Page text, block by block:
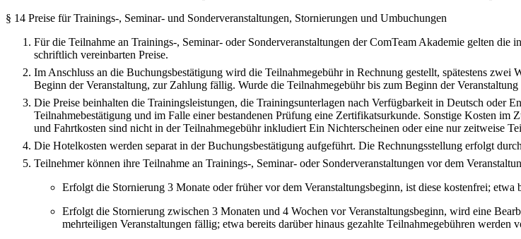
§ 14 Preise fürTrainings-, Seminar- und Sonderveranstaltungen, Stornierungen und Umbuchungen
Für die Teilnahme an Trainings-, Seminar- oder Sonderveranstaltungen der ComTeam Akademie gelten
schriftlich vereinbarten Preise.
Im Anschluss an die Buchungsbestätigung wird die Teilnahmegebühr in Rechnung gestellt, spätestens
Beginn der Veranstaltung, zur Zahlung fällig. Wurde die Teilnahmegebühr bis zum Beginn der
Die Preise beinhalten die Trainingsleistungen, die Trainingsunterlagen nach Verfügbarkeit in Deutsch oder
Teilnahmebestätigung und im Falle einer bestandenen Prüfung eine Zertifikatsurkunde. Sonstige Kosten
und Fahrtkosten sind nicht in der Teilnahmegebühr inkludiert Ein Nichterscheinen oder eine nur zeitweise
Die Hotelkosten werden separat in der Buchungsbestätigung aufgeführt. Die Rechnungsstellung erfolgt
Teilnehmer können ihre Teilnahme an Trainings-, Seminar- oder Sonderveranstaltungen vor dem
Erfolgt die Stornierung 3 Monate oder früher vor dem Veranstaltungsbeginn, ist diese kostenfrei;
Erfolgt die Stornierung zwischen 3 Monaten und 4 Wochen vor Veranstaltungsbeginn, wird eine
mehrteiligen Veranstaltungen fällig; etwa bereits darüber hinaus gezahlte Teilnahmegebühren werden